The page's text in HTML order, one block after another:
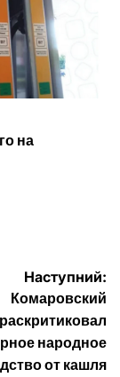
на
Наступний:
Комаровский
раскритиковал
народное
от кашля